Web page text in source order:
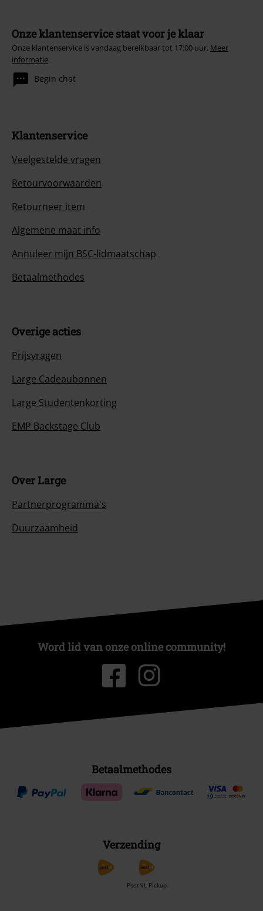
Onze klantenservice staat voor je klaar
Onze klantenservice is vandaag bereikbaar tot 17:00 uur. Meer
informatie
Begin chat
Klantenservice
Veelgestelde vragen
Retourvoorwaarden
Retourneer item
Algemene maat info
Annuleer mijn BSC-lidmaatschap
Betaalmethodes
Overige acties
Prijsvragen
Large Cadeaubonnen
Large Studentenkorting
EMP Backstage Club
Over Large
Partnerprogramma's
Duurzaamheid
Word lid van onze online community!
Betaalmethodes
Verzending
PostNL Pickup